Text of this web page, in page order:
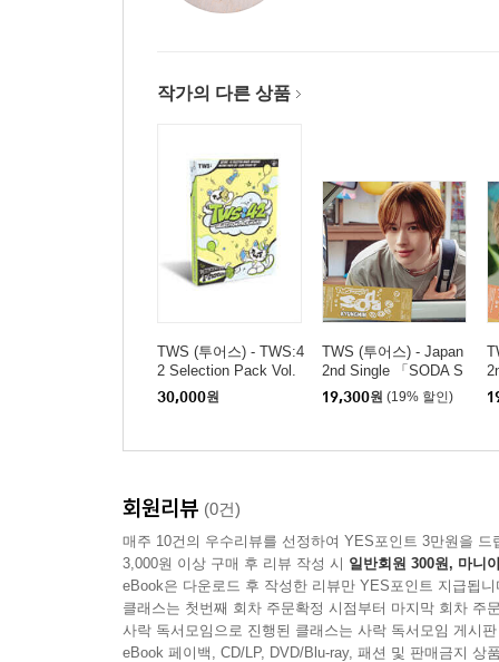
작가의 다른 상품
TWS (투어스) - TWS:4
2 Selection Pack Vol.
2
30,000원
TWS (투어스) - Japan
2nd Single 「SODA S
ODA」 Solo Jacket K
YUNGMIN
19,300원 (19% 할인)
회원리뷰 (0건)
매주 10건의 우수리뷰를 선정하여 YES포인트 3만원을 드
3,000원 이상 구매 후 리뷰 작성 시 일반회원 300원, 마니
eBook은 다운로드 후 작성한 리뷰만 YES포인트 지급됩니
클래스는 첫번째 회차 주문확정 시점부터 마지막 회차 주
사락 독서모임으로 진행된 클래스는 사락 독서모임 게시
eBook 페이백, CD/LP, DVD/Blu-ray, 패션 및 판매금지 상